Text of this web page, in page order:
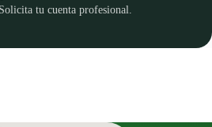
tu cuenta profesional.